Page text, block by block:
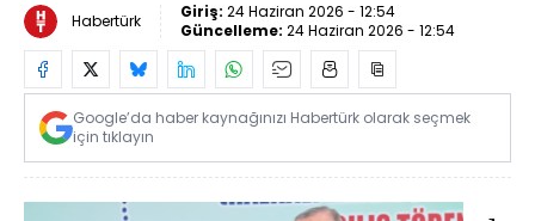
Habertürk Giriş: 24 Haziran 2026 - 12:54
Güncelleme: 24 Haziran 2026 - 12:54
Google’da haber kaynağınızı Habertürk olarak seçmek
için tıklayın